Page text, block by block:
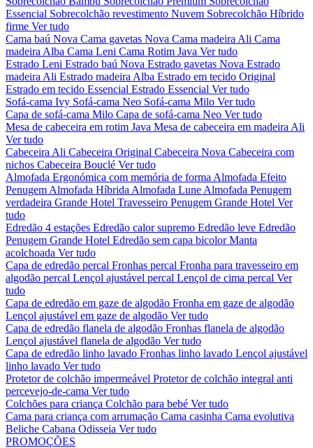
Essencial Sobrecolchão revestimento Nuvem Sobrecolchão Híbrido
firme Ver tudo
Cama baú Nova Cama gavetas Nova Cama madeira Ali Cama
madeira Alba Cama Leni Cama Rotim Java Ver tudo
Estrado Leni Estrado baú Nova Estrado gavetas Nova Estrado
madeira Ali Estrado madeira Alba Estrado em tecido Original
Estrado em tecido Essencial Estrado Essencial Ver tudo
Sofá-cama Ivy Sofá-cama Neo Sofá-cama Milo Ver tudo
Capa de sofá-cama Milo Capa de sofá-cama Neo Ver tudo
Mesa de cabeceira em rotim Java Mesa de cabeceira em madeira Ali
Ver tudo
Cabeceira Ali Cabeceira Original Cabeceira Nova Cabeceira com
nichos Cabeceira Bouclé Ver tudo
Almofada Ergonómica com memória de forma Almofada Efeito
Penugem Almofada Híbrida Almofada Lune Almofada Penugem
verdadeira Grande Hotel Travesseiro Penugem Grande Hotel Ver
tudo
Edredão 4 estações Edredão calor supremo Edredão leve Edredão
Penugem Grande Hotel Edredão sem capa bicolorManta
acolchoada Ver tudo
Capa de edredão percal Fronhas percal Fronha para travesseiro em
algodão percal Lençol ajustável percal Lençol de cima percal Ver
tudo
Capa de edredão em gaze de algodão Fronha em gaze de algodão
Lençol ajustável em gaze de algodão Ver tudo
Capa de edredão flanela de algodão Fronhas flanela de algodão
Lençol ajustável flanela de algodão Ver tudo
Capa de edredão linho lavado Fronhas linho lavado Lençol ajustável
linho lavado Ver tudo
Protetor de colchão impermeável Protetor de colchão integral anti
percevejo-de-cama Ver tudo
Colchões para criança Colchão para bebé Ver tudo
Cama para criança com arrumação Cama casinha Cama evolutiva
Beliche Cabana Odisseia Ver tudo
PROMOÇÕES